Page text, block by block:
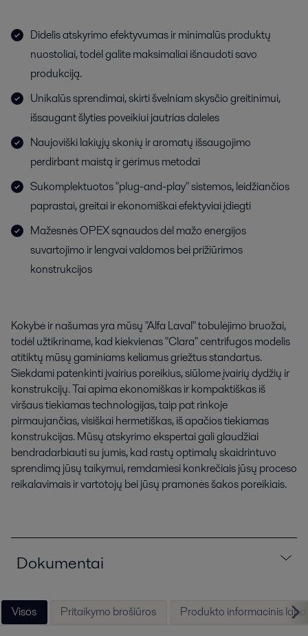
Didelis atskyrimo efektyvumas ir minimalūs produktų
nuostoliai, todėl galite maksimaliai išnaudoti savo
produkciją.
Unikalūs sprendimai, skirti švelniam skysčio greitinimui,
išsaugant šlyties poveikiui jautrias daleles
Naujoviški lakiųjų skonių ir aromatų išsaugojimo
perdirbant maistą ir gėrimus metodai
Sukomplektuotos "plug-and-play" sistemos, leidžiančios
paprastai, greitai ir ekonomiškai efektyviai įdiegti
Mažesnės OPEX sąnaudos dėl mažo energijos
suvartojimo ir lengvai valdomos bei prižiūrimos
konstrukcijos
Kokybė ir našumas yra mūsų "Alfa Laval" tobulėjimo bruožai,
todėl užtikriname, kad kiekvienas "Clara" centrifugos modelis
atitiktų mūsų gaminiams keliamus griežtus standartus.
Siekdami patenkinti įvairius poreikius, siūlome įvairių dydžių ir
konstrukcijų. Tai apima ekonomiškas ir kompaktiškas iš
viršaus tiekiamas technologijas, taip pat rinkoje
pirmaujančias, visiškai hermetiškas, iš apačios tiekiamas
konstrukcijas. Mūsų atskyrimo ekspertai gali glaudžiai
bendradarbiauti su jumis, kad rastų optimalų skaidrintuvo
sprendimą jūsų taikymui, remdamiesi konkrečiais jūsų proceso
reikalavimais ir vartotojų bei jūsų pramonės šakos poreikiais.
Dokumentai
Visos Pritaikymo brošiūros Produkto informacinis